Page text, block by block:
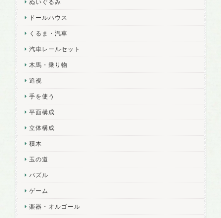
ぬいぐるみ
ドールハウス
くるま・汽車
汽車レールセット
木馬・乗り物
追視
手を使う
平面構成
立体構成
積木
玉の道
パズル
ゲーム
楽器・オルゴール